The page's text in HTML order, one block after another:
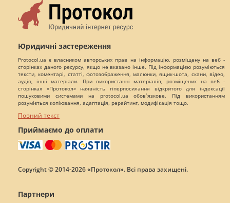
Юридичні застереження
Protocol.ua є власником авторських прав на інформацію, розміщену на веб -
сторінках даного ресурсу, якщо не вказано інше. Під інформацією розуміються
тексти, коментарі, статті, фотозображення, малюнки, ящик-шота, скани, відео,
аудіо, інші матеріали. При використанні матеріалів, розміщених на веб -
сторінках «Протокол» наявність гіперпосилання відкритого для індексації
пошуковими системами на protocol.ua обов`язкове. Під використанням
розуміється копіювання, адаптація, рерайтинг, модифікація тощо.
Повний текст
Приймаємо до оплати
Copyright © 2014-2026 «Протокол». Всі права захищені.
Партнери